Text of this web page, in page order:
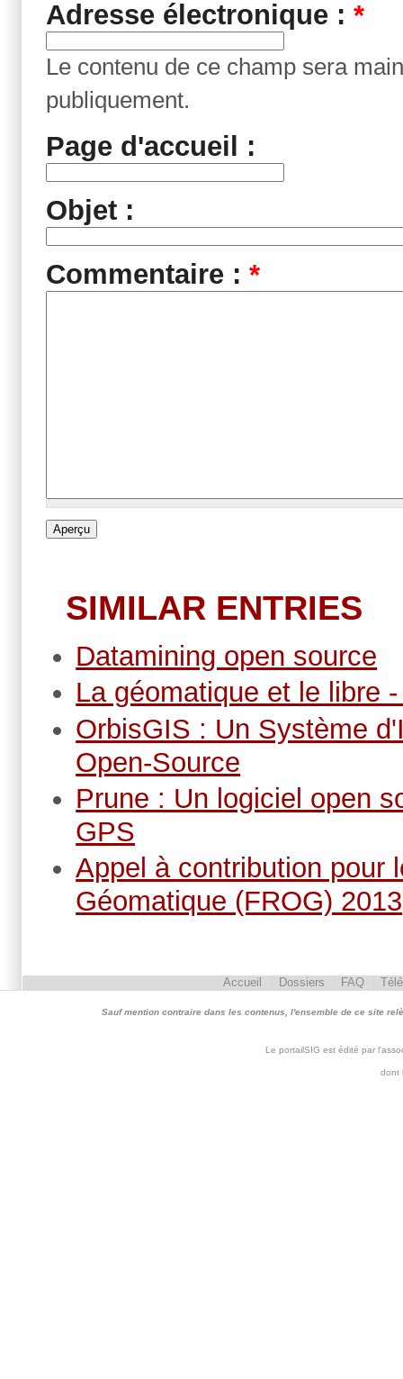
Adresse électronique : *
Le contenu de ce champ sera
publiquement.
Page d'accueil :
Objet :
Commentaire : *
SIMILAR ENTRIES
Datamining open source
La géomatique et le libre
OrbisGIS : Un Système
Open-Source
Prune : Un logiciel open
GPS
Appel à contribution pour
Géomatique (FROG) 2013
Accueil Dossiers FAQ
Sauf mention contraire dans les contenus, l'ensemble de ce site
Le portailSIG est édité par
dont